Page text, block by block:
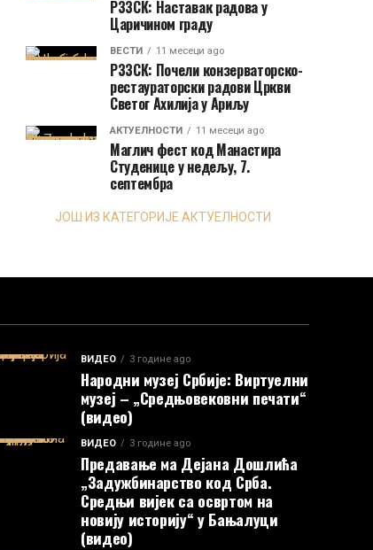
РЗЗСК: Наставак радова у
Царичином граду
ВЕСТИ 11 месеци ago
РЗЗСК: Почели конзерваторско-
рестаураторски радови Цркви
Светог Ахилија у Ариљу
АКТУЕЛНОСТИ 11 месеци ago
Маглич фест код Манастира
Студенице у недељу, 7.
септембра
ЈОШ ИЗ КАТЕГОРИЈЕ АКТУЕЛНОСТИ
ВИДЕО 3 године ago
Народни музеј Србије: Виртуелни
музеј – „Средњовековни печати“
(видео)
ВИДЕО 3 године ago
Предавање ма Дејана Дошлића
„Задужбинарство код Срба.
Средњи вијек са освртом на
новију историју“ у Бањалуци
(видео)